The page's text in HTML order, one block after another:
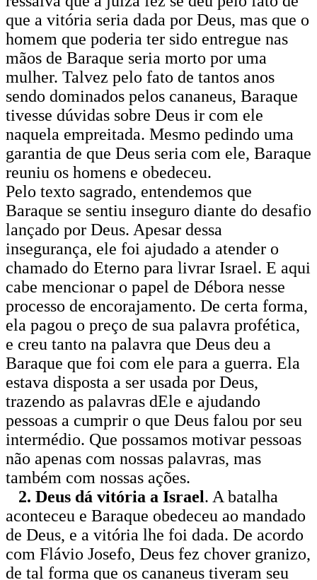
que a vitória seria dada por Deus, mas que o
homem que poderia ter sido entregue nas
mãos de Baraque seria morto por uma
mulher. Talvez pelo fato de tantos anos
sendo dominados pelos cananeus, Baraque
tivesse dúvidas sobre Deus ir com ele
naquela empreitada. Mesmo pedindo uma
garantia de que Deus seria com ele, Baraque
reuniu os homens e obedeceu.
Pelo texto sagrado, entendemos que
Baraque se sentiu inseguro diante do desafio
lançado por Deus. Apesar dessa
insegurança, ele foi ajudado a atender o
chamado do Eterno para livrar Israel. E aqui
cabe mencionar o papel de Débora nesse
processo de encorajamento. De certa forma,
ela pagou o preço de sua palavra profética,
e creu tanto na palavra que Deus deu a
Baraque que foi com ele para a guerra. Ela
estava disposta a ser usada por Deus,
trazendo as palavras dEle e ajudando
pessoas a cumprir o que Deus falou por seu
intermédio. Que possamos motivar pessoas
não apenas com nossas palavras, mas
também com nossas ações.
2. Deus dá vitória a Israel. A batalha
aconteceu e Baraque obedeceu ao mandado
de Deus, e a vitória lhe foi dada. De acordo
com Flávio Josefo, Deus fez chover granizo,
de tal forma que os cananeus tiveram seu